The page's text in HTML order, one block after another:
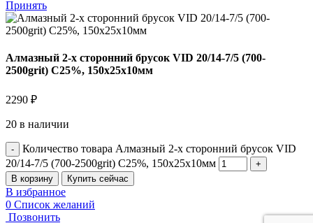
Принять
Алмазный 2-х сторонний брусок VID 20/14-7/5 (700-
2500grit) С25%, 150х25х10мм
2290 ₽
20 в наличии
Количество товара Алмазный 2-х сторонний брусок VID
20/14-7/5 (700-2500grit) С25%, 150х25х10мм
В корзину Купить сейчас
В избранное
0 Список желаний
Позвонить